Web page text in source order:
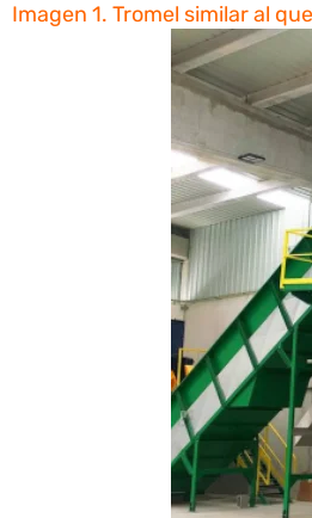
Imagen 1. Tromel similar al